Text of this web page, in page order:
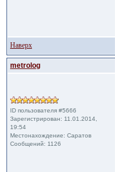
Наверх
metrolog
ID пользователя #5666
Зарегистрирован: 11.01.2014,
19:54
Местонахождение: Саратов
Сообщений: 1126